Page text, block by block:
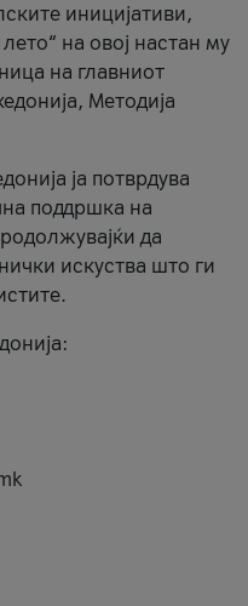
иницијативи,
на овој настан му
на главниот
Методија
ја потврдува
поддршка на
да
искуства што ги